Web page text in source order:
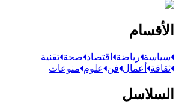
الأقسام
سياسة رياضة اقتصاد صحة تقنية
ثقافة أعمال فن علوم منوعات
السلاسل